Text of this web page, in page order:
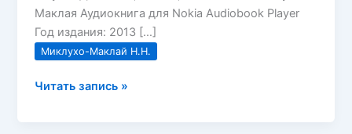
Маклая Аудиокнига для Nokia Audiobook Player
Год издания: 2013 […]
Миклухо-Маклай Н.Н.
Человек
Читать запись »